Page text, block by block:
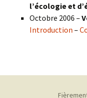
l’écologie et
Octobre 2006 –
Introduction –